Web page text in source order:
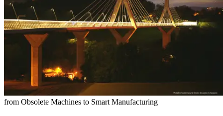
from Obsolete Machines to Smart Manufacturing